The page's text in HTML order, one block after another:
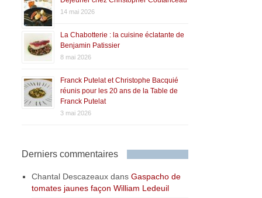
14 mai 2026
La Chabotterie : la cuisine éclatante de
Benjamin Patissier
8 mai 2026
Franck Putelat et Christophe Bacquié
réunis pour les 20 ans de la Table de
Franck Putelat
3 mai 2026
Derniers commentaires
Chantal Descazeaux dansGaspacho de
tomates jaunes façon William Ledeuil